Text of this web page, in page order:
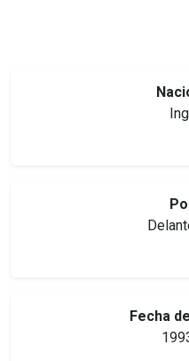
Fecha